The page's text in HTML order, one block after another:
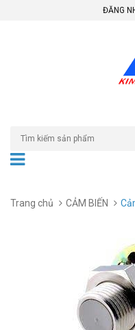
ĐĂNG
Trang chủ CẢM BIẾN